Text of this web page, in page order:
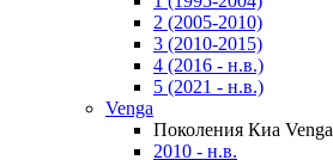
2 (2005-2010)
3 (2010-2015)
4 (2016 - н.в.)
5 (2021 - н.в.)
Venga
Поколения Киа Venga
2010 - н.в.